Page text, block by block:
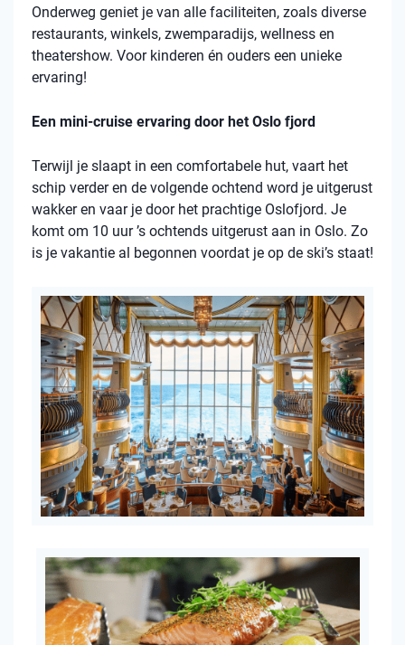
Onderweg geniet je van alle faciliteiten, zoals diverse
restaurants, winkels, zwemparadijs, wellness en
theatershow. Voor kinderen én ouders een unieke
ervaring!
Een mini-cruise ervaring door het Oslo fjord
Terwijl je slaapt in een comfortabele hut, vaart het
schip verder en de volgende ochtend word je uitgerust
wakker en vaar je door het prachtige Oslofjord. Je
komt om 10 uur ’s ochtends uitgerust aan in Oslo. Zo
is je vakantie al begonnen voordat je op de ski’s staat!